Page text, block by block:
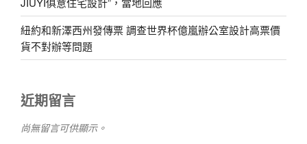
紐約和新澤西州發傳票 調查世界杯億嵐辦公室設計高票價
貨不對辦等問題
近期留言
尚無留言可供顯示。